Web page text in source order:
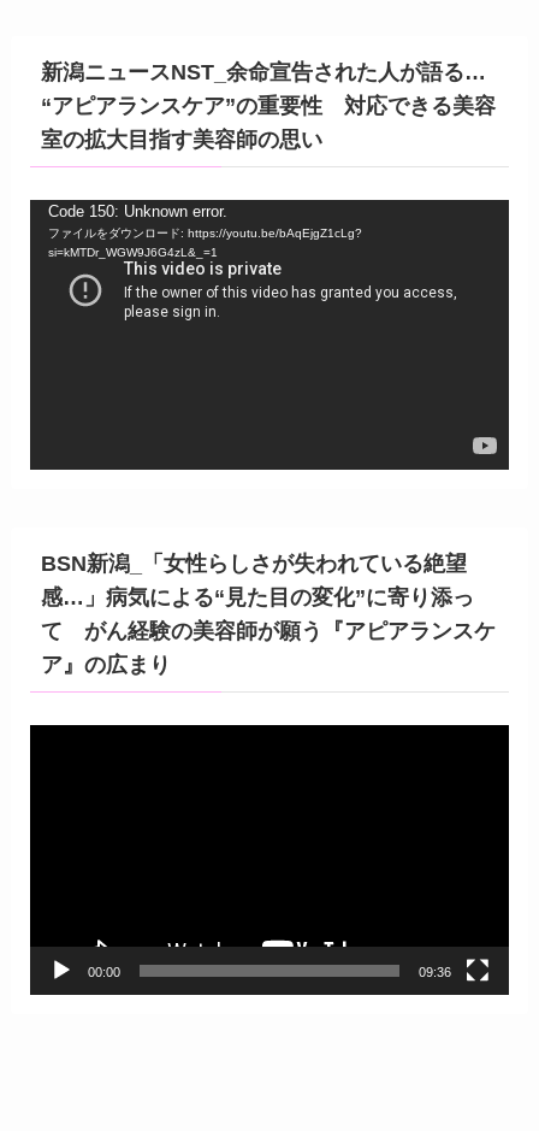
新潟ニュースNST_余命宣告された人が語る…
“アピアランスケア”の重要性 対応できる美容
室の拡大目指す美容師の思い
Code 150: Unknown error.
ファイルをダウンロード: https://youtu.be/bAqEjgZ1cLg?
si=kMTDr_WGW9J6G4zL&_=1
BSN新潟_「女性らしさが失われている絶望
感…」病気による“見た目の変化”に寄り添っ
て がん経験の美容師が願う『アピアランスケ
ア』の広まり
00:00 09:36